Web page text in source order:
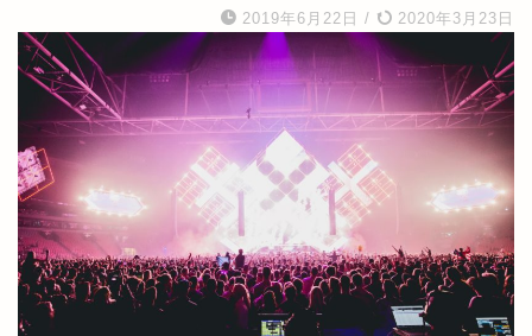
2019年6月22日 / 2020年3月23日